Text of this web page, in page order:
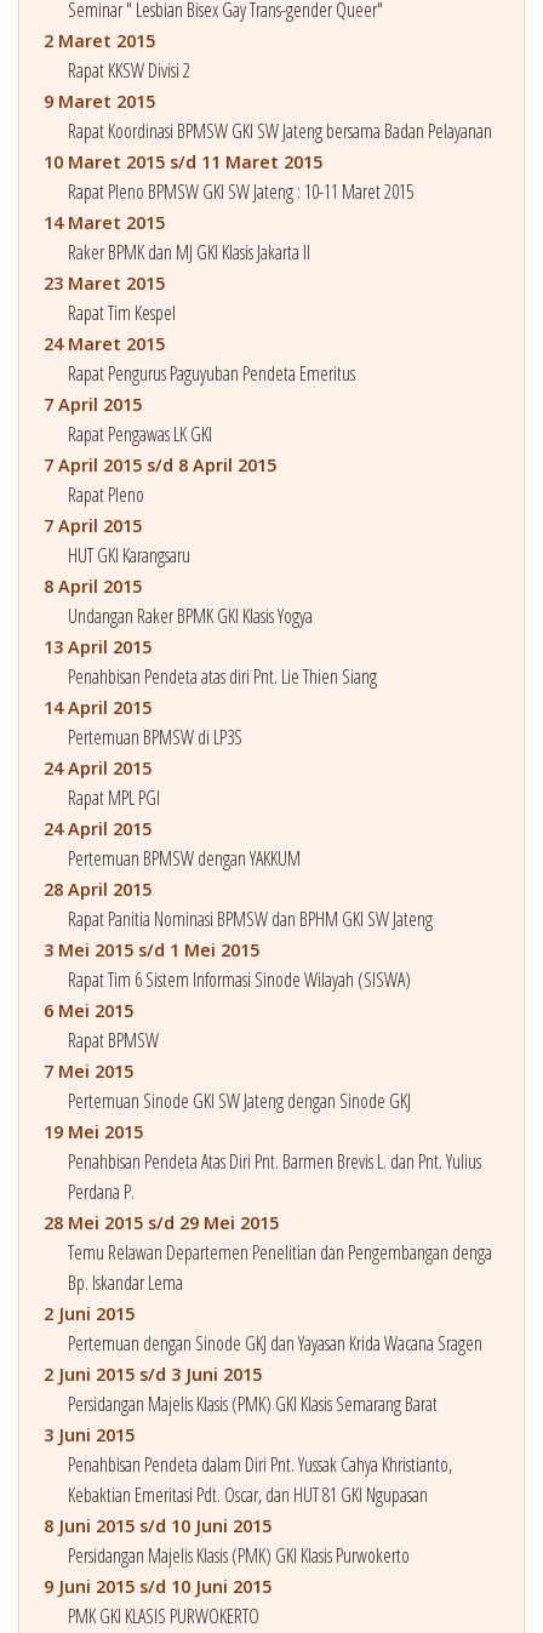
Seminar " Lesbian Bisex Gay Trans-gender Queer"
2 Maret 2015
Rapat KKSW Divisi 2
9 Maret 2015
Rapat Koordinasi BPMSW GKI SW Jateng bersama Badan Pelayanan
10 Maret 2015 s/d 11 Maret 2015
Rapat Pleno BPMSW GKI SW Jateng : 10-11 Maret 2015
14 Maret 2015
Raker BPMK dan MJ GKI Klasis Jakarta II
23 Maret 2015
Rapat Tim Kespel
24 Maret 2015
Rapat Pengurus Paguyuban Pendeta Emeritus
7 April 2015
Rapat Pengawas LK GKI
7 April 2015 s/d 8 April 2015
Rapat Pleno
7 April 2015
HUT GKI Karangsaru
8 April 2015
Undangan Raker BPMK GKI Klasis Yogya
13 April 2015
Penahbisan Pendeta atas diri Pnt. Lie Thien Siang
14 April 2015
Pertemuan BPMSW di LP3S
24 April 2015
Rapat MPL PGI
24 April 2015
Pertemuan BPMSW dengan YAKKUM
28 April 2015
Rapat Panitia Nominasi BPMSW dan BPHM GKI SW Jateng
3 Mei 2015 s/d 1 Mei 2015
Rapat Tim 6 Sistem Informasi Sinode Wilayah (SISWA)
6 Mei 2015
Rapat BPMSW
7 Mei 2015
Pertemuan Sinode GKI SW Jateng dengan Sinode GKJ
19 Mei 2015
Penahbisan Pendeta Atas Diri Pnt. Barmen Brevis L. dan Pnt. Yulius
Perdana P.
28 Mei 2015 s/d 29 Mei 2015
Temu Relawan Departemen Penelitian dan Pengembangan denga
Bp. Iskandar Lema
2 Juni 2015
Pertemuan dengan Sinode GKJ dan Yayasan Krida Wacana Sragen
2 Juni 2015 s/d 3 Juni 2015
Persidangan Majelis Klasis (PMK) GKI Klasis Semarang Barat
3 Juni 2015
Penahbisan Pendeta dalam Diri Pnt. Yussak Cahya Khristianto,
Kebaktian Emeritasi Pdt. Oscar, dan HUT 81 GKI Ngupasan
8 Juni 2015 s/d 10 Juni 2015
Persidangan Majelis Klasis (PMK) GKI Klasis Purwokerto
9 Juni 2015 s/d 10 Juni 2015
PMK GKI KLASIS PURWOKERTO